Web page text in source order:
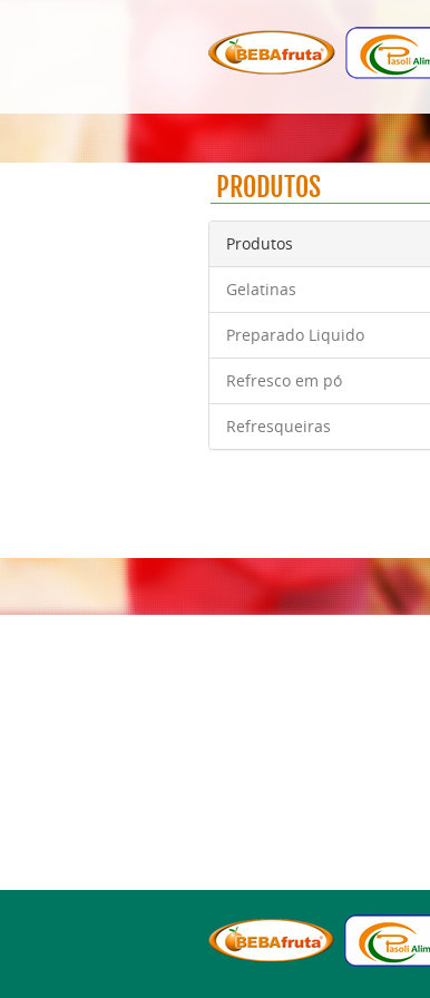
PRODUTOS
Produtos
Gelatinas
Preparado Liquido
Refresco em pó
Refresqueiras